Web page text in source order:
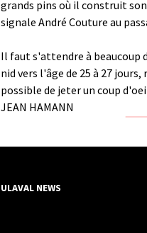
grands pins où il construit
signale André Couture au
Il faut s'attendre à beaucoup
nid vers l'âge de 25 à 27
possible de jeter un coup
JEAN HAMANN
ULAVAL NEWS